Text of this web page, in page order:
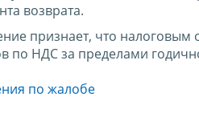
возврата.
признает, что
по НДС за пределами
по жалобе